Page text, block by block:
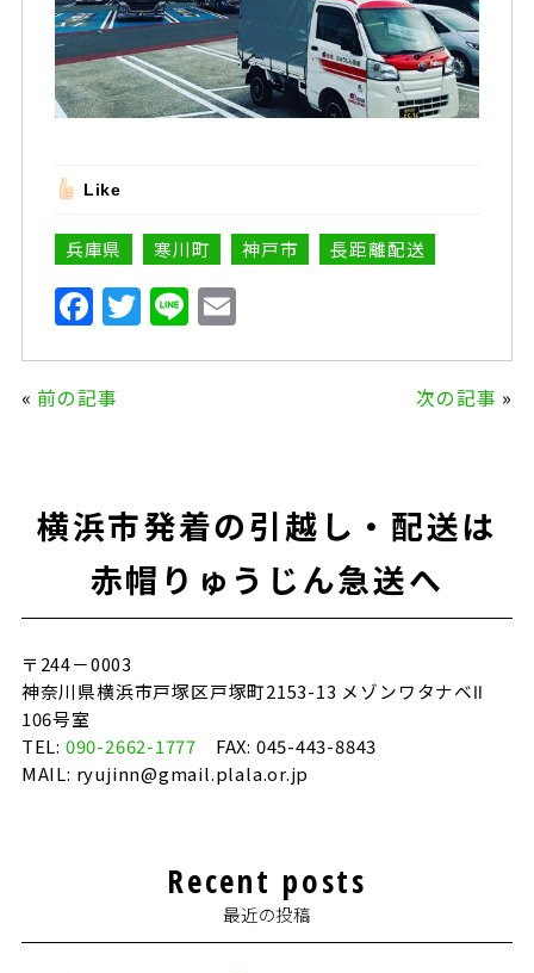
Like
兵庫県 寒川町 神戸市 長距離配送
F
c
e
o
o
k
T Li E
« 前の記事 次の記事 »
横浜市発着の引越し・配送は
赤帽りゅうじん急送へ
〒244－0003
神奈川県横浜市戸塚区戸塚町2153-13 メゾンワタナベⅡ
106号室
TEL: 090-2662-1777 FAX: 045-443-8843
MAIL: ryujinn@gmail.plala.or.jp
Recent posts
最近の投稿